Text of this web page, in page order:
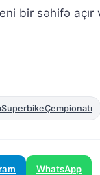
bir səhifə
WhatsApp